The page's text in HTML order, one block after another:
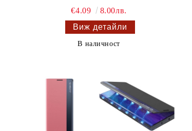
€4.09
8.00лв.
Виж детайли
В наличност